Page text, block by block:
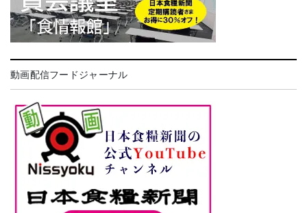
動画配信フードジャーナル